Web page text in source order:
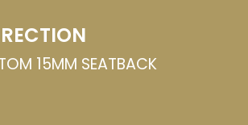
15MM SEATBACK